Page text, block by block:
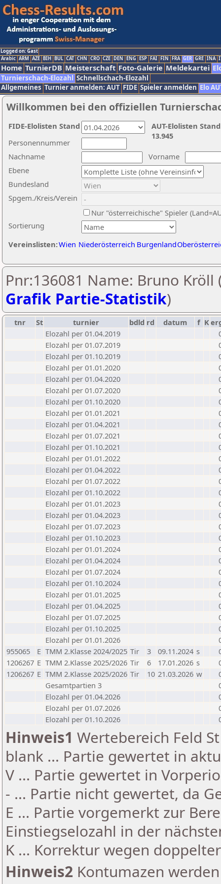
Logged on: Gast
Arabic ARM AZE BIH BUL CAT CHN CRO CZE DEN ENG ESP FAI FIN FRA GER GRE INA
Home TurnierDB Meisterschaft Foto-Galerie Meldekartei
Turnierschach-Elozahl Schnellschach-Elozahl
Allgemeines Turnier anmelden: AUT FIDE Spieler anmelden Elo
Willkommen bei den offiziellen
Nachname
Vorname
Ebene
Sortierung
Personennummer
Bundesland
Spgem./Kreis/Verein
Nur "österreichische" Spieler
Vereinslisten:Wien Niederösterreich Burgenland
AUT-Elolisten
13.945
FIDE-Elolisten Stand
Pnr:136081 Name: Bruno Kröll
Grafik Partie-Statistik)
tnr St turnier bdld rd datum f K
Elozahl per 01.04.2019
Elozahl per 01.07.2019
Elozahl per 01.10.2019
Elozahl per 01.01.2020
Elozahl per 01.04.2020
Elozahl per 01.07.2020
Elozahl per 01.10.2020
Elozahl per 01.01.2021
Elozahl per 01.04.2021
Elozahl per 01.07.2021
Elozahl per 01.10.2021
Elozahl per 01.01.2022
Elozahl per 01.04.2022
Elozahl per 01.07.2022
Elozahl per 01.10.2022
Elozahl per 01.01.2023
Elozahl per 01.04.2023
Elozahl per 01.07.2023
Elozahl per 01.10.2023
Elozahl per 01.01.2024
Elozahl per 01.04.2024
Elozahl per 01.07.2024
Elozahl per 01.10.2024
Elozahl per 01.01.2025
Elozahl per 01.04.2025
Elozahl per 01.07.2025
Elozahl per 01.10.2025
Elozahl per 01.01.2026
955065
E TMM 2.Klasse 2024/2025 Tir 3 09.11.2024 s
1206267 E TMM 2.Klasse 2025/2026 Tir 6 17.01.2026 s
1206267 E TMM 2.Klasse 2025/2026 Tir 10 21.03.2026 w
Gesamtpartien 3
Elozahl per 01.04.2026
Elozahl per 01.07.2026
Elozahl per 01.10.2026
Hinweis1 Wertebereich Feld
blank ... Partie gewertet in
V ... Partie gewertet in
- ... Partie nicht gewertet, da
E ... Partie vorgemerkt zur
Einstiegselozahl in der
K ... Korrektur wegen
Hinweis2 Kontumazen